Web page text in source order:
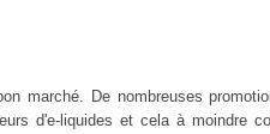
marché. De nombreuses
d'e-liquides et cela à moindre